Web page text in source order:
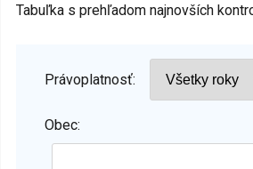
Tabuľka s prehľadom najnovších
Právoplatnosť:
Obec: